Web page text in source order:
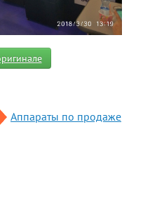
Аппараты по продаже